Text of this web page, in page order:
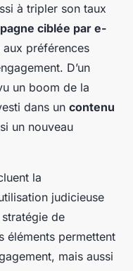
à tripler son taux
ciblée par e-
préférences
D’un
un boom de la
dans un contenu
un nouveau
la
judicieuse
de
éléments permettent
mais aussi